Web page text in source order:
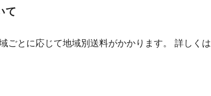
て
ごとに応じて地域別送料がかかります。 詳しくは